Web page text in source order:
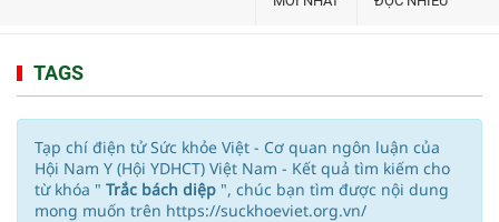
TAGS
Tạp chí điện tử Sức khỏe Việt - Cơ quan ngôn luận của
Hội Nam Y (Hội YDHCT) Việt Nam - Kết quả tìm kiếm cho
từ khóa " Trắc bách diệp ", chúc bạn tìm được nội dung
mong muốn trên https://suckhoeviet.org.vn/